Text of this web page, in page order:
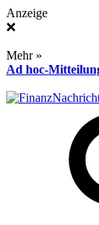
Anzeige
❌
Mehr »
Ad hoc-